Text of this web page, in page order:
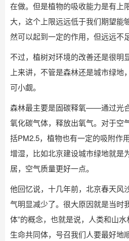
在做。但是植物的吸收能力是有上
大，这个上限远远低于我们期望能
然可以起到一定的作用，但远远不足
不过，植树对环境的改善还是很明
上来讲，不管是森林还是城市绿
可小觑。
森林最主要是固碳释氧——通过光
氧化碳气体，释放出氧气。对于空
括PM2.5，植物也有一定的吸附作
增湿，比如北京建设城市绿地就是
居，空气质量更好一点。
他回忆说，十几年前，北京春天风
气明显减少了。很大原因就是当时
体”的概念，也就是说，人类和山
生命共同体，号召我们人要最好地